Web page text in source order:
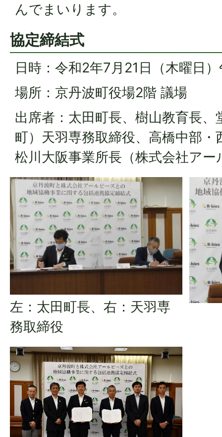
んでまいります。
協定締結式
日時：令和2年7月21日（木曜日
場所：京丹波町役場2階 議場
出席者：太田町長、樹山教育長、
町）天羽専務取締役、高橋中部・
松川大阪事業所長（株式会社アー
左：太田町長、右：天羽専
務取締役